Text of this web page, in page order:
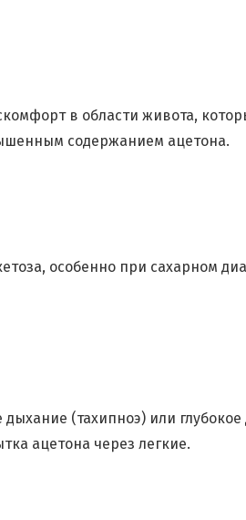
в области живота,
содержанием ацетона.
особенно при сахарном
(тахипноэ) или
ацетона через легкие.